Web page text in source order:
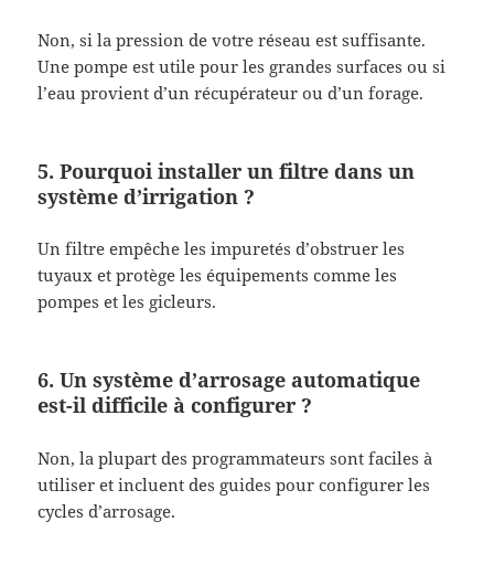
Non, si la pression de votre réseau est suffisante.
Une pompe est utile pour les grandes surfaces ou si
l’eau provient d’un récupérateur ou d’un forage.
5. Pourquoi installer un filtre dans un
système d’irrigation ?
Un filtre empêche les impuretés d’obstruer les
tuyaux et protège les équipements comme les
pompes et les gicleurs.
6. Un système d’arrosage automatique
est-il difficile à configurer ?
Non, la plupart des programmateurs sont faciles à
utiliser et incluent des guides pour configurer les
cycles d’arrosage.